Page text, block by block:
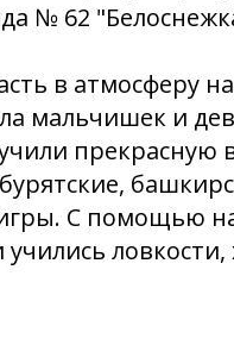
№ 62
в атмосферу
мальчишек и
прекрасную
С помощью